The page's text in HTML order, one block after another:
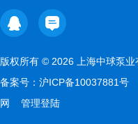
版权所有 © 2026 上海中球泵
备案号： 沪ICP备10037881号
网
管理登陆